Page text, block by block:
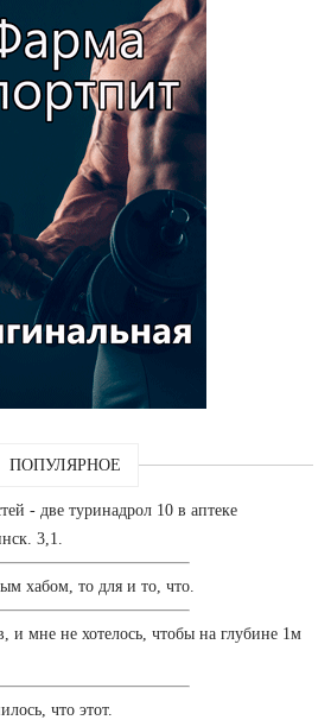
ПОПУЛЯРНОЕ
- две туринадрол 10 в аптеке
3,1.
хабом, то для и то, что.
и мне не хотелось, чтобы на глубине 1м
что этот.